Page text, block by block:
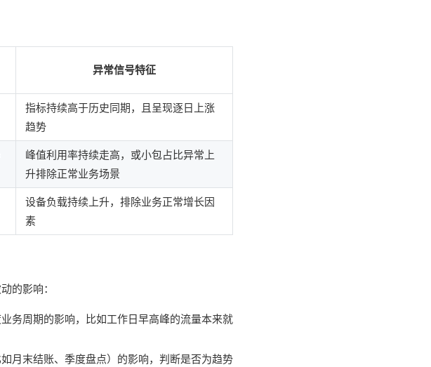
异常信号特征
指标持续高于历史同期，且呈现逐日上涨
趋势
峰值利用率持续走高，或小包占比异常上
升排除正常业务场景
设备负载持续上升，排除业务正常增长因
素
的影响：
务周期的影响，比如工作日早高峰的流量本来就
月末结账、季度盘点）的影响，判断是否为趋势